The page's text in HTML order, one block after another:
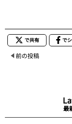
で共有 で
前の投稿
最